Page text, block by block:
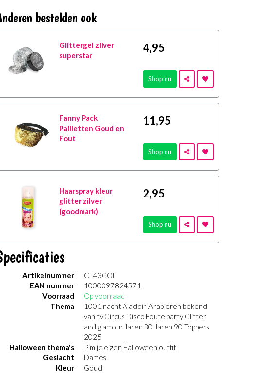
bestelden ook
Glittergel zilver
superstar
4,95
Shop nu
Fanny Pack
Pailletten Goud en
Fout
11,95
Shop nu
Haarspray kleur
glitter zilver
(goodmark)
2,95
Shop nu
Artikelnummer
CL43GOL
EAN nummer
1000097824571
Voorraad
Op voorraad
Thema
1001 nacht Aladdin Arabieren bekend
van tv Circus Disco Foute party Glitter
and glamour Jaren 80 Jaren 90 Toppers
2025
Halloween thema's
Pim je eigen Halloween outfit
Geslacht
Dames
Kleur
Goud